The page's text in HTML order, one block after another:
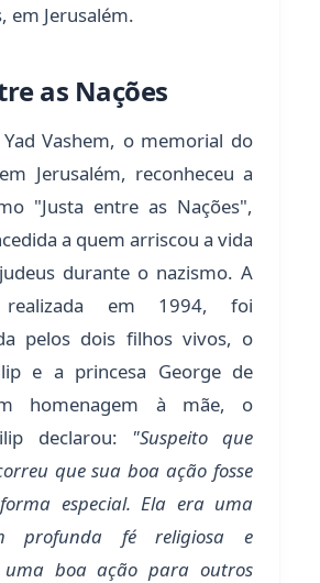
em Jerusalém.
as Nações
Vashem, o memorial do
Jerusalém, reconheceu a
"Justa entre as Nações",
a quem arriscou a vida
durante o nazismo. A
realizada em 1994, foi
pelos dois filhos vivos, o
e a princesa George de
homenagem à mãe, o
declarou: "Suspeito que
que sua boa ação fosse
especial. Ela era uma
profunda fé religiosa e
uma boa ação para outros